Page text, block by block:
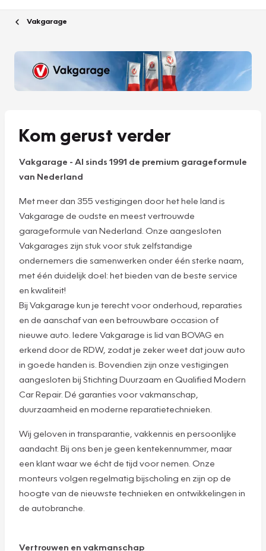
Vakgarage
Kom gerust verder
Vakgarage - Al sinds 1991 de premium garageformule
van Nederland
Met meer dan 355 vestigingen door het hele land is
Vakgarage de oudste en meest vertrouwde
garageformule van Nederland. Onze aangesloten
Vakgarages zijn stuk voor stuk zelfstandige
ondernemers die samenwerken onder één sterke naam,
met één duidelijk doel: het bieden van de beste service
en kwaliteit!
Bij Vakgarage kun je terecht voor onderhoud, reparaties
en de aanschaf van een betrouwbare occasion of
nieuwe auto. Iedere Vakgarage is lid van BOVAG en
erkend door de RDW, zodat je zeker weet dat jouw auto
in goede handen is. Bovendien zijn onze vestigingen
aangesloten bij Stichting Duurzaam en Qualified Modern
Car Repair. Dé garanties voor vakmanschap,
duurzaamheid en moderne reparatietechnieken.
Wij geloven in transparantie, vakkennis en persoonlijke
aandacht. Bij ons ben je geen kentekennummer, maar
een klant waar we écht de tijd voor nemen. Onze
monteurs volgen regelmatig bijscholing en zijn op de
hoogte van de nieuwste technieken en ontwikkelingen in
de autobranche.
Vertrouwen en vakmanschap